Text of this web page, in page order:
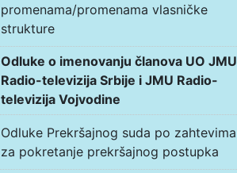
promenama/promenama vlasničke
strukture
Odluke o imenovanju članova UO JMU
Radio-televizija Srbije i JMU Radio-
televizija Vojvodine
Odluke Prekršajnog suda po zahtevima
za pokretanje prekršajnog postupka